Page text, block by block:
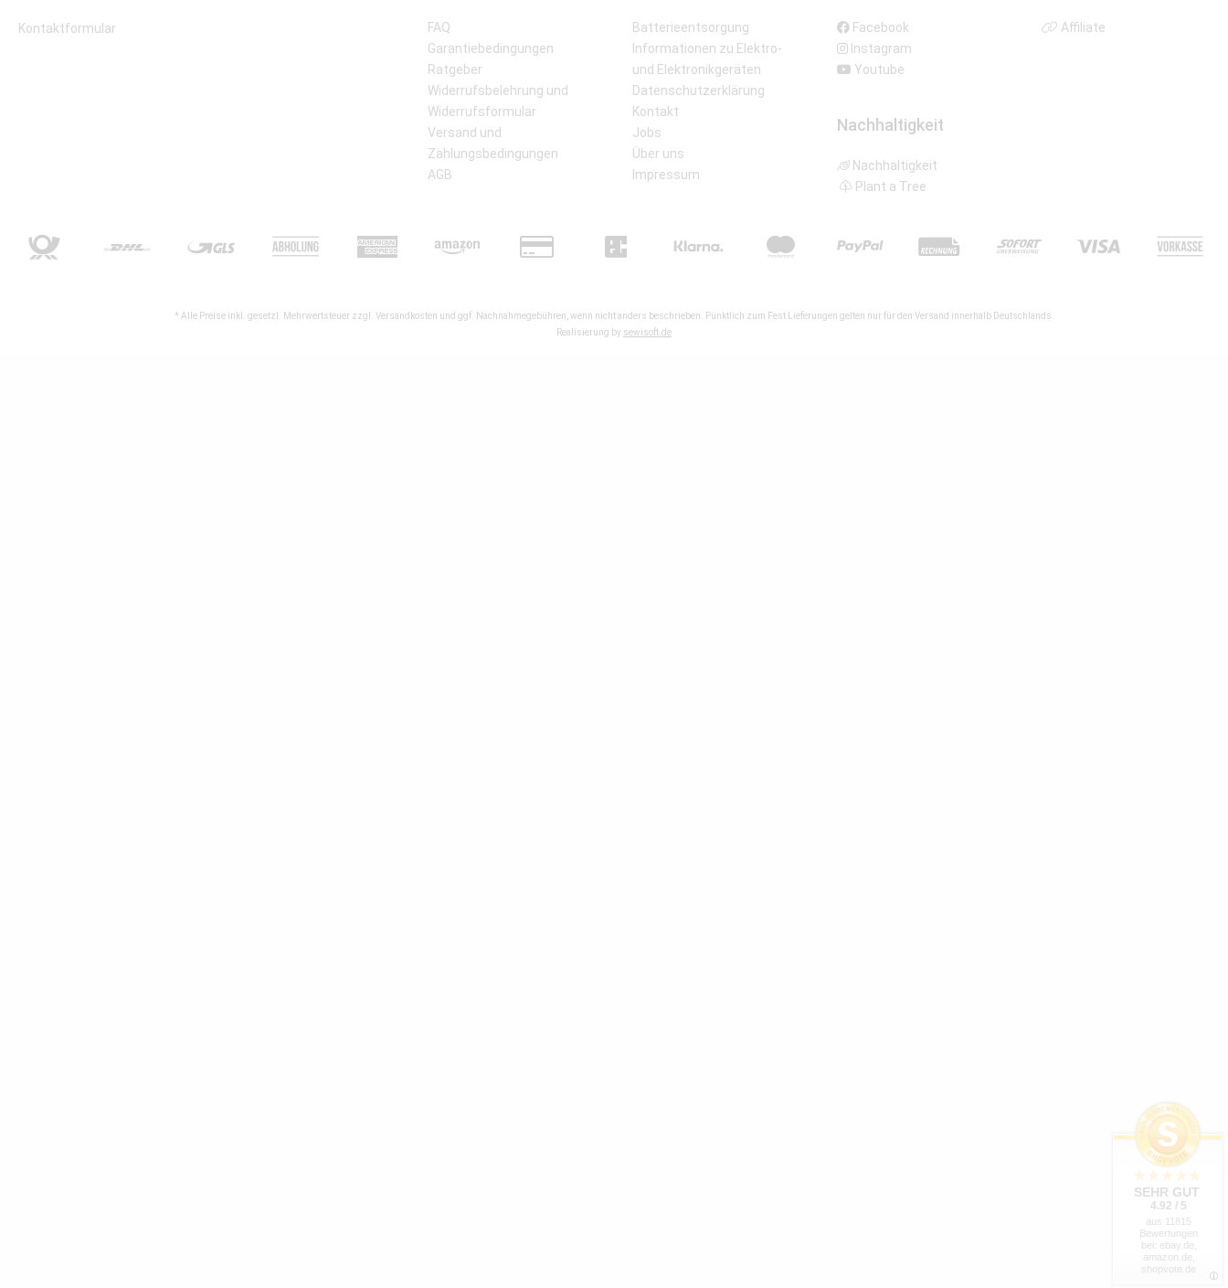
Kontaktformular
FAQ
Garantiebedingungen
Ratgeber
Widerrufsbelehrung und
Widerrufsformular
Versand und
Zahlungsbedingungen
AGB
Batterieentsorgung
Informationen zu Elektro-
und Elektronikgeräten
Datenschutzerklärung
Kontakt
Jobs
Über uns
Impressum
Facebook
Instagram
Youtube
Nachhaltigkeit
Nachhaltigkeit
Plant a Tree
Affiliate
* Alle Preise inkl. gesetzl. Mehrwertsteuer zzgl. Versandkosten und ggf. Nachnahmegebühren, wenn nicht anders beschrieben. Pünktlich zum Fest Lieferungen gelten nur für den Versand innerhalb Deutschlands.
Realisierung by sewisoft.de
SEHR GUT
4.92 / 5
aus 11815
Bewertungen
bei: ebay.de,
amazon.de,
shopvote.de